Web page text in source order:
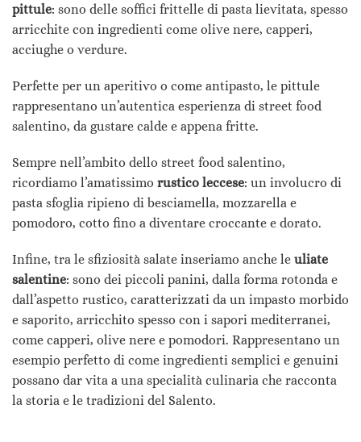
pittule: sono delle soffici frittelle di pasta lievitata, spesso
arricchite con ingredienti come olive nere, capperi,
acciughe o verdure.
Perfette per un aperitivo o come antipasto, le pittule
rappresentano un’autentica esperienza di street food
salentino, da gustare calde e appena fritte.
Sempre nell’ambito dello street food salentino,
ricordiamo l’amatissimo rustico leccese: un involucro di
pasta sfoglia ripieno di besciamella, mozzarella e
pomodoro, cotto fino a diventare croccante e dorato.
Infine, tra le sfiziosità salate inseriamo anche le uliate
salentine: sono dei piccoli panini, dalla forma rotonda e
dall’aspetto rustico, caratterizzati da un impasto morbido
e saporito, arricchito spesso con i sapori mediterranei,
come capperi, olive nere e pomodori. Rappresentano un
esempio perfetto di come ingredienti semplici e genuini
possano dar vita a una specialità culinaria che racconta
la storia e le tradizioni del Salento.